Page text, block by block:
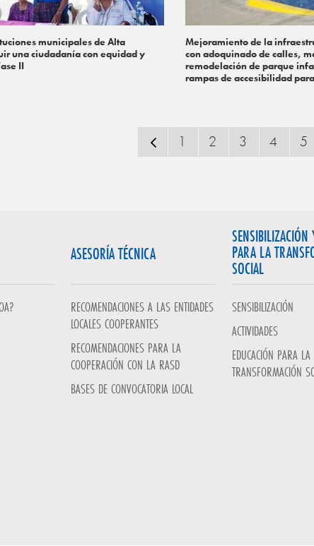
municipales de Alta
una ciudadanía con equidad y
II
Mejoramiento de la
con adoquinado de calles,
remodelación de parque
rampas de accesibilidad
1 2 3 4 5
ASESORÍA TÉCNICA
RECOMENDACIONES A LAS ENTIDADES
LOCALES COOPERANTES
RECOMENDACIONES PARA LA
COOPERACIÓN CON LA RASD
BASES DE CONVOCATORIA LOCAL
SENSIBILIZACIÓN
PARA LA
SOCIAL
SENSIBILIZACIÓN
ACTIVIDADES
EDUCACIÓN PARA LA
TRANSFORMACIÓN